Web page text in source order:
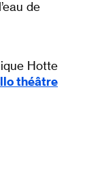
de
Hotte
théâtre